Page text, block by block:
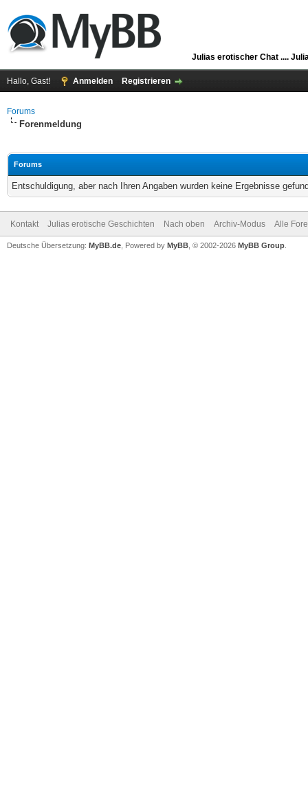
Julias erotischer Chat ....
Hallo, Gast! Anmelden Registrieren
Forums
Forenmeldung
Forums
Entschuldigung, aber nach Ihren Angaben wurden keine Ergebnisse
Kontakt Julias erotische Geschichten Nach oben Archiv-Modus Alle
Deutsche Übersetzung: MyBB.de , Powered by MyBB , © 2002-2026 MyBB Group